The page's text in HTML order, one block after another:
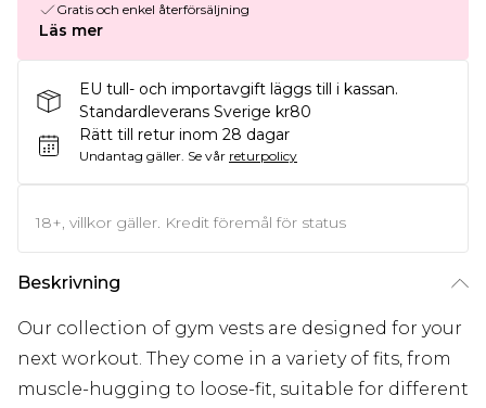
Gratis och enkel återförsäljning
Läs mer
EU tull- och importavgift läggs till i kassan.
Standardleverans Sverige kr80
Rätt till retur inom 28 dagar
Undantag gäller. Se vår returpolicy
18+, villkor gäller. Kredit föremål för status
Beskrivning
Our collection of gym vests are designed for your
next workout. They come in a variety of fits, from
muscle-hugging to loose-fit, suitable for different